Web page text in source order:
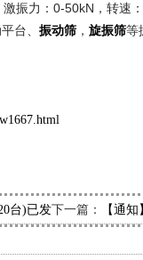
振力：0-50kN，转速
台、 振动筛 ， 旋振筛等
台)已发出,请季经理查收
下一篇： 【通